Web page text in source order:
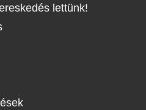
lettünk!